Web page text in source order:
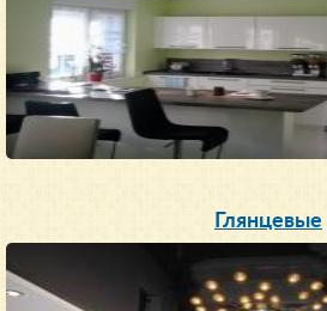
Глянцевые